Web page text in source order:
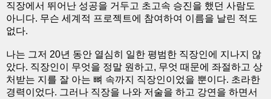
직장에서 뛰어난 성공을 거두고 초고속 승진을 했던 사람도
아니다. 무슨 세계적 프로젝트에 참여하여 이름을 날린 적도
없다.
나는 그저 20년 동안 열심히 일한 평범한 직장인에 지나지 않
았다. 직장인이 무엇을 정말 원하고, 무엇 때문에 좌절하고 상
처받는 지를 잘 아는 뼈 속까지 직장인이었을 뿐이다. 초라한
경력이었다. 그러나 직장을 나와 저술을 하고 강연을 하면서